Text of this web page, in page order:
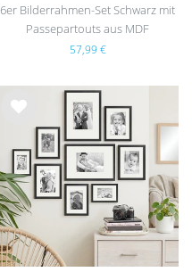
6er Bilderrahmen-Set Schwarz mit
Passepartouts aus MDF
57,99 €
hlist
e